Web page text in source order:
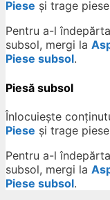
Piese și trage
Pentru a-l
subsol, mergi la
Piese subsol.
Piesă subsol
Înlocuiește
Piese și trage
Pentru a-l
subsol, mergi la
Piese subsol.